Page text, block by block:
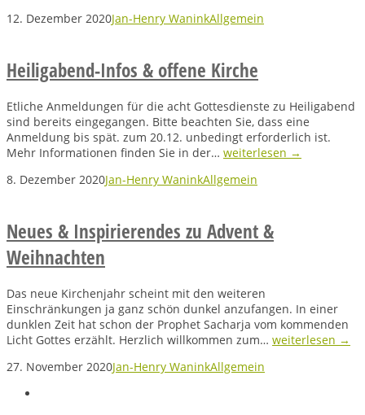
12. Dezember 2020Jan-Henry WaninkAllgemein
Heiligabend-Infos & offene Kirche
Etliche Anmeldungen für die acht Gottesdienste zu Heiligabend
sind bereits eingegangen. Bitte beachten Sie, dass eine
Anmeldung bis spät. zum 20.12. unbedingt erforderlich ist.
Mehr Informationen finden Sie in der… weiterlesen →
8. Dezember 2020Jan-Henry WaninkAllgemein
Neues & Inspirierendes zu Advent &
Weihnachten
Das neue Kirchenjahr scheint mit den weiteren
Einschränkungen ja ganz schön dunkel anzufangen. In einer
dunklen Zeit hat schon der Prophet Sacharja vom kommenden
Licht Gottes erzählt. Herzlich willkommen zum… weiterlesen →
27. November 2020Jan-Henry WaninkAllgemein